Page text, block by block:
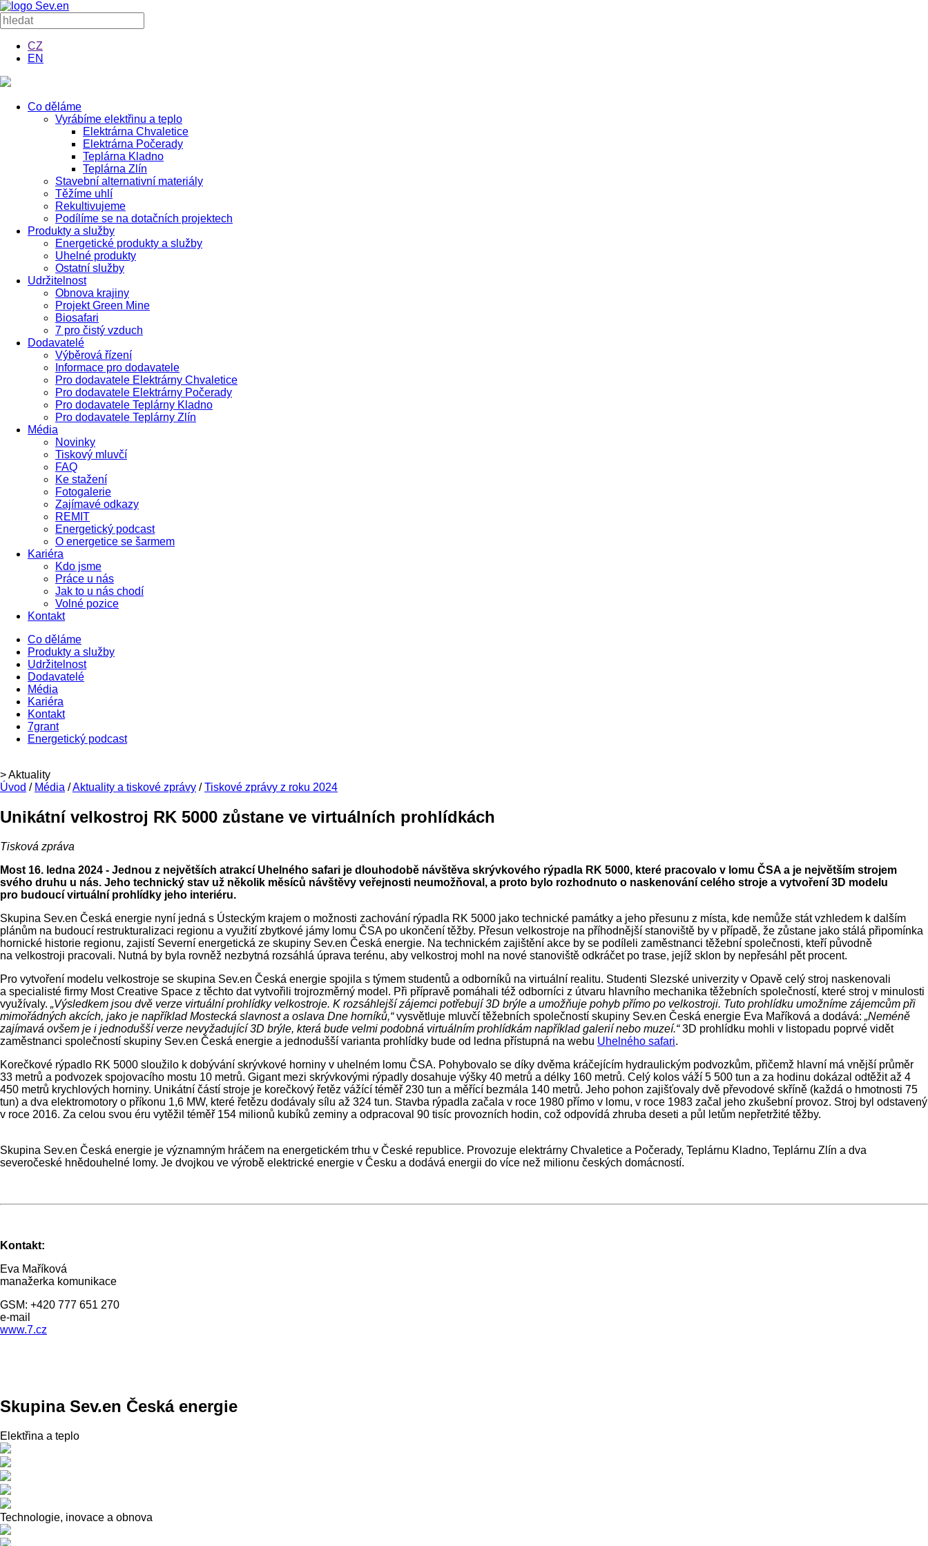
CZ
EN
Co děláme
Vyrábíme elektřinu a teplo
Elektrárna Chvaletice
Elektrárna Počerady
Teplárna Kladno
Teplárna Zlín
Stavební alternativní materiály
Těžíme uhlí
Rekultivujeme
Podílíme se na dotačních projektech
Produkty a služby
Energetické produkty a služby
Uhelné produkty
Ostatní služby
Udržitelnost
Obnova krajiny
Projekt Green Mine
Biosafari
7 pro čistý vzduch
Dodavatelé
Výběrová řízení
Informace pro dodavatele
Pro dodavatele Elektrárny Chvaletice
Pro dodavatele Elektrárny Počerady
Pro dodavatele Teplárny Kladno
Pro dodavatele Teplárny Zlín
Média
Novinky
Tiskový mluvčí
FAQ
Ke stažení
Fotogalerie
Zajímavé odkazy
REMIT
Energetický podcast
O energetice se šarmem
Kariéra
Kdo jsme
Práce u nás
Jak to u nás chodí
Volné pozice
Kontakt
Co děláme
Produkty a služby
Udržitelnost
Dodavatelé
Média
Kariéra
Kontakt
7grant
Energetický podcast
> Aktuality
Úvod / Média /Aktuality a tiskové zprávy /Tiskové zprávy z roku 2024
Unikátní velkostroj RK 5000 zůstane ve virtuálních prohlídkách
Tisková zpráva
Most 16. ledna 2024 - Jednou z největších atrakcí Uhelného safari je dlouhodobě návštěva skrývkového rýpadla RK 5000, které pracovalo v lomu ČSA a je největším strojem
svého druhu u nás. Jeho technický stav už několik měsíců návštěvy veřejnosti neumožňoval, a proto bylo rozhodnuto o naskenování celého stroje a vytvoření 3D modelu
pro budoucí virtuální prohlídky jeho interiéru.
Skupina Sev.en Česká energie nyní jedná s Ústeckým krajem o možnosti zachování rýpadla RK 5000 jako technické památky a jeho přesunu z místa, kde nemůže stát vzhledem k dalším
plánům na budoucí restrukturalizaci regionu a využití zbytkové jámy lomu ČSA po ukončení těžby. Přesun velkostroje na příhodnější stanoviště by v případě, že zůstane jako stálá připomínka
hornické historie regionu, zajistí Severní energetická ze skupiny Sev.en Česká energie. Na technickém zajištění akce by se podíleli zaměstnanci těžební společnosti, kteří původně
na velkostroji pracovali. Nutná by byla rovněž nezbytná rozsáhlá úprava terénu, aby velkostroj mohl na nové stanoviště odkráčet po trase, jejíž sklon by nepřesáhl pět procent.
Pro vytvoření modelu velkostroje se skupina Sev.en Česká energie spojila s týmem studentů a odborníků na virtuální realitu. Studenti Slezské univerzity v Opavě celý stroj naskenovali
a specialisté firmy Most Creative Space z těchto dat vytvořili trojrozměrný model. Při přípravě pomáhali též odborníci z útvaru hlavního mechanika těžebních společností, které stroj v minulosti
využívaly. „Výsledkem jsou dvě verze virtuální prohlídky velkostroje. K rozsáhlejší zájemci potřebují 3D brýle a umožňuje pohyb přímo po velkostroji. Tuto prohlídku umožníme zájemcům při
mimořádných akcích, jako je například Mostecká slavnost a oslava Dne horníků,“vysvětluje mluvčí těžebních společností skupiny Sev.en Česká energie Eva Maříková a dodává: „Neméně
zajímavá ovšem je i jednodušší verze nevyžadující 3D brýle, která bude velmi podobná virtuálním prohlídkám například galerií nebo muzeí.“3D prohlídku mohli v listopadu poprvé vidět
zaměstnanci společností skupiny Sev.en Česká energie a jednodušší varianta prohlídky bude od ledna přístupná na webu Uhelného safari.
Korečkové rýpadlo RK 5000 sloužilo k dobývání skrývkové horniny v uhelném lomu ČSA. Pohybovalo se díky dvěma kráčejícím hydraulickým podvozkům, přičemž hlavní má vnější průměr
33 metrů a podvozek spojovacího mostu 10 metrů. Gigant mezi skrývkovými rýpadly dosahuje výšky 40 metrů a délky 160 metrů. Celý kolos váží 5 500 tun a za hodinu dokázal odtěžit až 4
450 metrů krychlových horniny. Unikátní částí stroje je korečkový řetěz vážící téměř 230 tun a měřící bezmála 140 metrů. Jeho pohon zajišťovaly dvě převodové skříně (každá o hmotnosti 75
tun) a dva elektromotory o příkonu 1,6 MW, které řetězu dodávaly sílu až 324 tun. Stavba rýpadla začala v roce 1980 přímo v lomu, v roce 1983 začal jeho zkušební provoz. Stroj byl odstavený
v roce 2016. Za celou svou éru vytěžil téměř 154 milionů kubíků zeminy a odpracoval 90 tisíc provozních hodin, což odpovídá zhruba deseti a půl letům nepřetržité těžby.
Skupina Sev.en Česká energie je významným hráčem na energetickém trhu v České republice. Provozuje elektrárny Chvaletice a Počerady, Teplárnu Kladno, Teplárnu Zlín a dva
severočeské hnědouhelné lomy. Je dvojkou ve výrobě elektrické energie v Česku a dodává energii do více než milionu českých domácností.
Kontakt:
Eva Maříková
manažerka komunikace
GSM: +420 777 651 270
e-mail
www.7.cz
Skupina Sev.en Česká energie
Elektřina a teplo
Technologie, inovace a obnova